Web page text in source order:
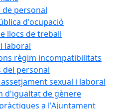
de personal
d'ocupació
llocs de treball
laboral
règim incompatibilitats
del personal
sexual i laboral
d'igualtat de gènere
a l'Ajuntament